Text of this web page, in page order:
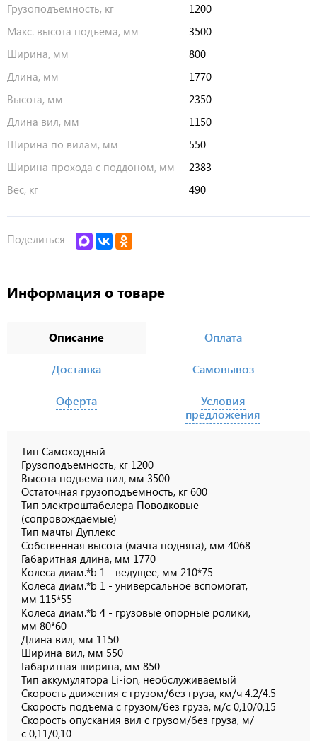
Грузоподъемность, кг
1200
Макс. высота подъема, мм
3500
Ширина, мм
800
Длина, мм
1770
Высота, мм
2350
Длина вил, мм
1150
Ширина по вилам, мм
550
Ширина прохода с поддоном, мм
2383
Вес, кг
490
Поделиться
Информация о товаре
Описание
Тип Самоходный
Грузоподъемность, кг 1200
Высота подъема вил, мм 3500
Остаточная грузоподъемность, кг 600
Тип электроштабелера Поводковые
(сопровождаемые)
Тип мачты Дуплекс
Собственная высота (мачта поднята), мм 4068
Габаритная длина, мм 1770
Колеса диам.*b 1 - ведущее, мм 210*75
Колеса диам.*b 1 - универсальное вспомогат,
мм 115*55
Колеса диам.*b 4 - грузовые опорные ролики,
мм 80*60
Длина вил, мм 1150
Ширина вил, мм 550
Габаритная ширина, мм 850
Тип аккумулятора Li-ion, необслуживаемый
Скорость движения с грузом/без груза, км/ч 4.2/4.5
Скорость подъема с грузом/без груза, м/с 0,10/0,15
Скорость опускания вил с грузом/без груза, м/
с 0,11/0,10
Оплата
Доставка Самовывоз
Оферта
Условия
предложения